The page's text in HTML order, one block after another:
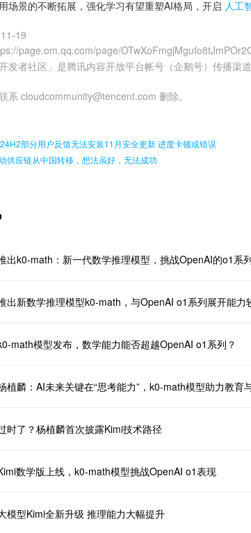
场景的不断拓展，强化学习有望重塑AI格局，开启 人工
19
page.om.qq.com/page/
发者社区」是腾讯内容开放平台帐号（企鹅号）传播渠
系 cloudcommunity@tencent.com 删除。
部分用户反馈无法安装11月安全更新 进度卡顿或错误
供应链从中国转移，想法虽好，无法成功
出k0-math：新一代数学推理模型，挑战OpenAI的o1系
出新数学推理模型k0-math，与OpenAI o1系列展开能力
math模型发布，数学能力能否超越OpenAI o1系列？
植麟：AI未来关键在“思考能力”，k0-math模型助力教育
时了？杨植麟首次披露Kimi技术路径
数学版上线，k0-math模型挑战OpenAI o1表现
模型Kimi全新升级 推理能力大幅提升